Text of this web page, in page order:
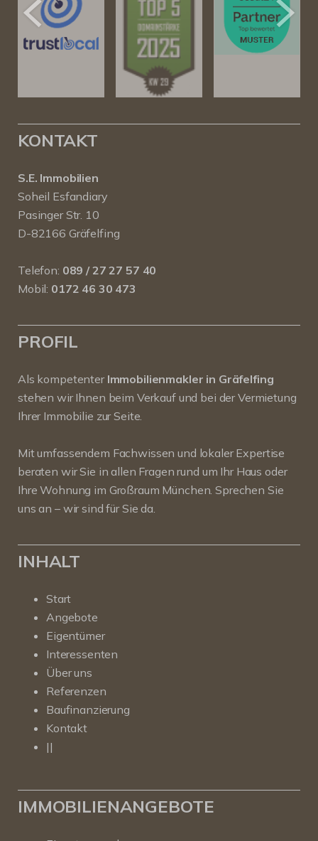
KONTAKT
S.E. Immobilien
Soheil Esfandiary
Pasinger Str. 10
D-82166 Gräfelfing
Telefon: 089 / 27 27 57 40
Mobil: 0172 46 30 473
PROFIL
Als kompetenter Immobilienmakler in Gräfelfing
stehen wir Ihnen beim Verkauf und bei der Vermietung
Ihrer Immobilie zur Seite.
Mit umfassendem Fachwissen und lokaler Expertise
beraten wir Sie in allen Fragen rund um Ihr Haus oder
Ihre Wohnung im Großraum München. Sprechen Sie
uns an – wir sind für Sie da.
INHALT
Start
Angebote
Eigentümer
Interessenten
Über uns
Referenzen
Baufinanzierung
Kontakt
||
IMMOBILIENANGEBOTE